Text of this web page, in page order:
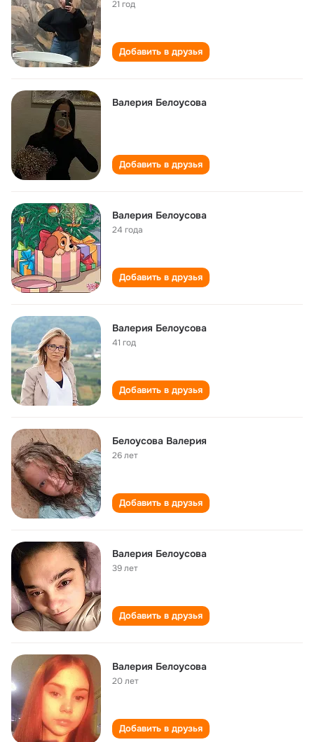
21 год
Добавить в друзья
Валерия Белоусова
Добавить в друзья
Валерия Белоусова
24 года
Добавить в друзья
Валерия Белоусова
41 год
Добавить в друзья
Белоусова Валерия
26 лет
Добавить в друзья
Валерия Белоусова
39 лет
Добавить в друзья
Валерия Белоусова
20 лет
Добавить в друзья